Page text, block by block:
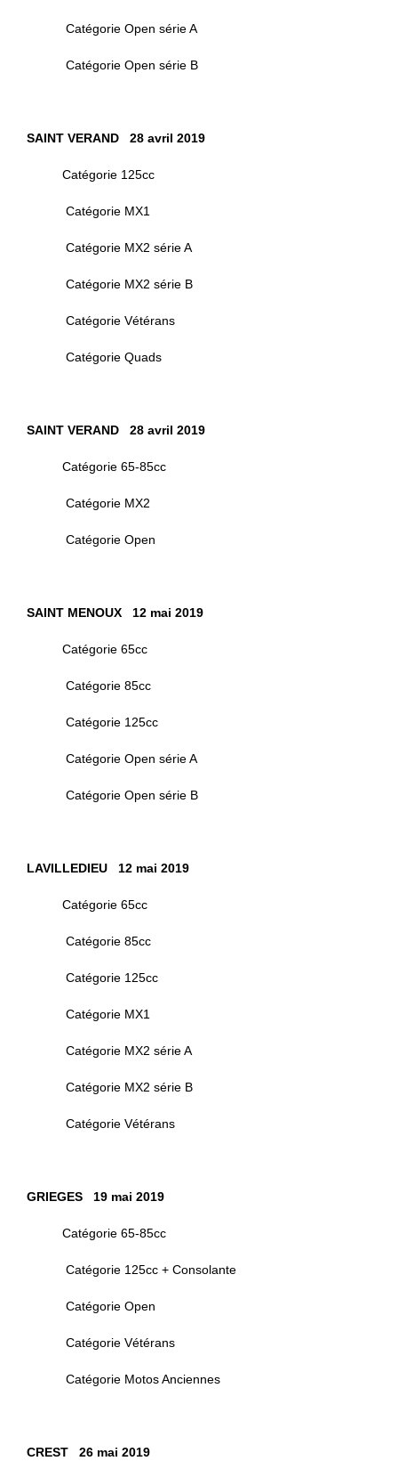
Catégorie Open série A
Catégorie Open série B
SAINT VERAND 28 avril 2019
Catégorie 125cc
Catégorie MX1
Catégorie MX2 série A
Catégorie MX2 série B
Catégorie Vétérans
Catégorie Quads
SAINT VERAND 28 avril 2019
Catégorie 65-85cc
Catégorie MX2
Catégorie Open
SAINT MENOUX 12 mai 2019
Catégorie 65cc
Catégorie 85cc
Catégorie 125cc
Catégorie Open série A
Catégorie Open série B
LAVILLEDIEU 12 mai 2019
Catégorie 65cc
Catégorie 85cc
Catégorie 125cc
Catégorie MX1
Catégorie MX2 série A
Catégorie MX2 série B
Catégorie Vétérans
GRIEGES 19 mai 2019
Catégorie 65-85cc
Catégorie 125cc + Consolante
Catégorie Open
Catégorie Vétérans
Catégorie Motos Anciennes
CREST 26 mai 2019